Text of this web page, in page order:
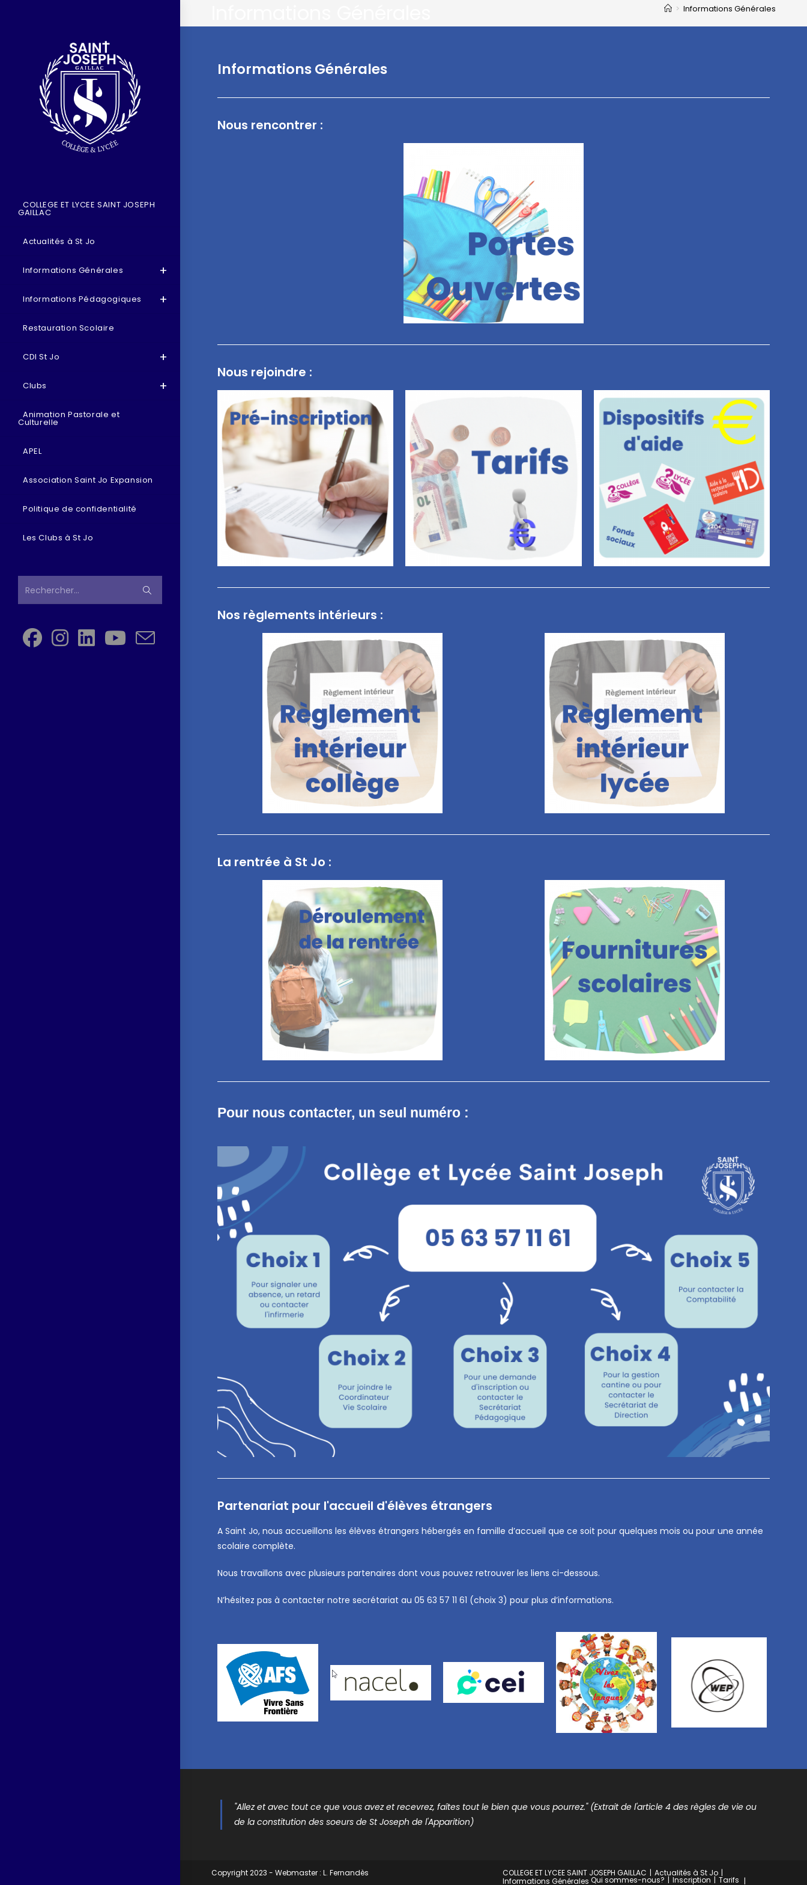
COLLEGE ET LYCEE SAINT JOSEPH
GAILLAC
Actualités à St Jo
Informations Générales
Informations Pédagogiques
Restauration Scolaire
CDI St Jo
Clubs
Animation Pastorale et
Culturelle
APEL
Association Saint Jo Expansion
Politique de confidentialité
Les Clubs à St Jo
Rechercher…
> Informations Générales
Informations Générales
Nous rencontrer :
Nous rejoindre :
Nos règlements intérieurs :
La rentrée à St Jo :
Pour nous contacter, un seul numéro :
Partenariat pour l'accueil d'élèves étrangers
A Saint Jo, nous accueillons les élèves étrangers hébergés en famille d’accueil que ce soit pour quelques mois ou pour une année
scolaire complète.
Nous travaillons avec plusieurs partenaires dont vous pouvez retrouver les liens ci-dessous.
N’hésitez pas à contacter notre secrétariat au 05 63 57 11 61 (choix 3) pour plus d’informations.
"Allez et avec tout ce que vous avez et recevrez, faîtes tout le bien que vous pourrez." (Extrait de l'article 4 des règles de vie ou
de la constitution des soeurs de St Joseph de l'Apparition)
COLLEGE ET LYCEE SAINT JOSEPH GAILLAC
Actualités à St Jo
Informations Générales Qui sommes-nous? Inscription
Tarifs
Copyright 2023 - Webmaster : L. Fernandès